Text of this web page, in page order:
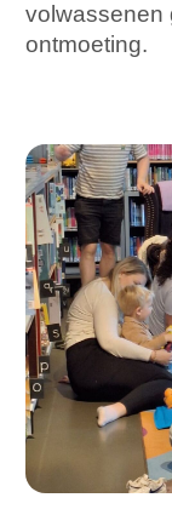
volwassenen
ontmoeting.